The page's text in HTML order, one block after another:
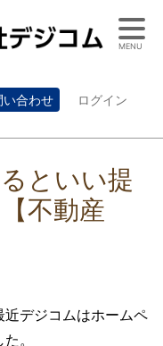
い合わせ ログイン
といい提
不動産
デジコムはホームペ
。
MENU